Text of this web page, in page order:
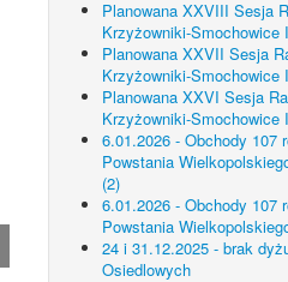
Planowana XXVIII Sesja
Krzyżowniki-Smochowice
Planowana XXVII Sesja
Krzyżowniki-Smochowice
Planowana XXVI Sesja
Krzyżowniki-Smochowice
6.01.2026 - Obchody 107
Powstania
(2)
6.01.2026 - Obchody 107
Powstania
24 i 31.12.2025 - brak
Osiedlowych